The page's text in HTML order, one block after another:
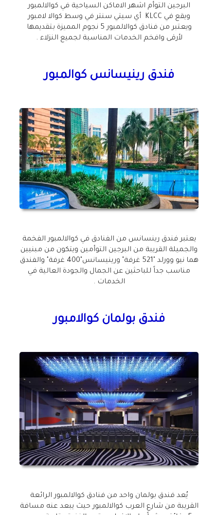
البرجين التوأم اشهر الاماكن السياحية في كوالالمبور
ويقع في KLCC أي سيتي سنتر في وسط كوالا لامبور
ويعتبر من فنادق كوالالمبور 5 نجوم المميزة بتقديمها
لأرقى وافخم الخدمات المناسبة لجميع النزلاء .
فندق رينيسانس كوالمبور
يعتبر فندق رينسانس من الفنادق في كوالالمبور الفخمة
والجميلة القريبة من البرجين التوأمين ويتكون من مبنيين
هما نيو وورلد "521 غرفة" ورينيسانس"400 غرفة" والفندق
مناسب جداً للباحثين عن الجمال والجودة العالية في
الخدمات .
فندق بولمان كوالامبور
يُعد فندق بولمان واحد من فنادق كوالالمبور الرائعة
القريبة من شارع العرب كوالالمبور حيث يبعد عنه مسافة